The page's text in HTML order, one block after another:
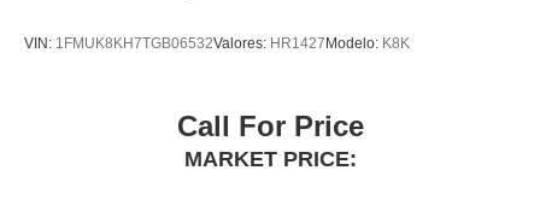
VIN: 1FMUK8KH7TGB06532Valores: HR1427 Modelo: K8K
Call For Price
MARKET PRICE: